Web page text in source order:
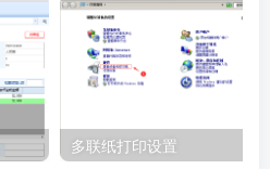
多联纸打印设置